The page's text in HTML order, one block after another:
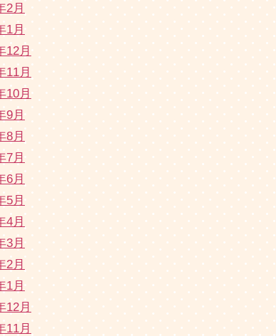
2月
1月
12月
11月
10月
9月
8月
7月
6月
5月
4月
3月
2月
1月
12月
11月